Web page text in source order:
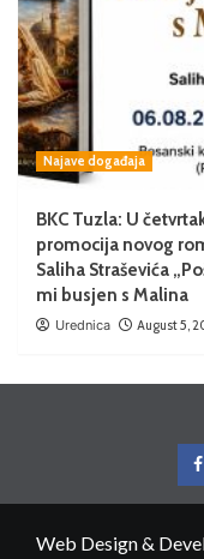
Najave događaja
BKC Tuzla: U
promocija novog
Saliha Straševića
mi busjen s Malina
Urednica August 5,
Web Design &